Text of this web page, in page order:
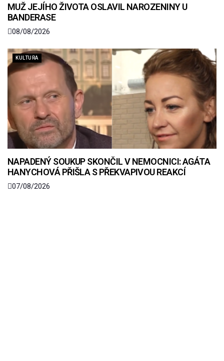
MUŽ JEJÍHO ŽIVOTA OSLAVIL NAROZENINY U
BANDERASE
08/08/2026
KULTURA
NAPADENÝ SOUKUP SKONČIL V NEMOCNICI: AGÁTA
HANYCHOVÁ PŘIŠLA S PŘEKVAPIVOU REAKCÍ
07/08/2026